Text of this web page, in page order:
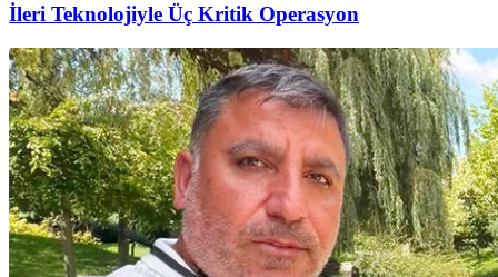
İleri Teknolojiyle Üç Kritik Operasyon